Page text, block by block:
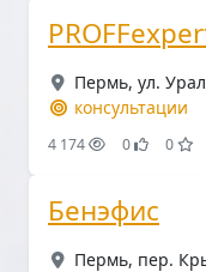
Пермь, ул.
консультации
4 174 0 0
Бенэфис
Пермь, пер.